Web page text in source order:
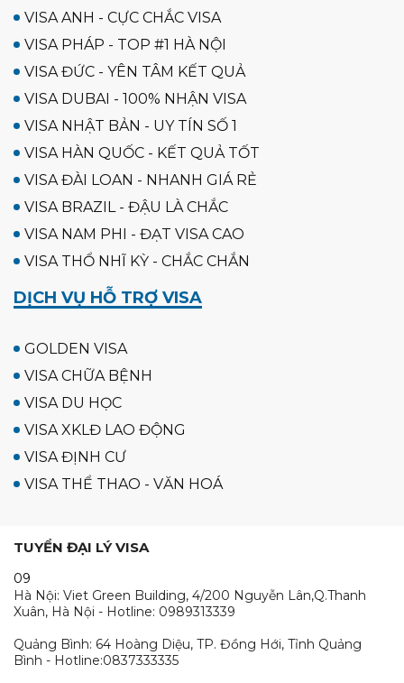
VISA ANH - CỰC CHẮC VISA
VISA PHÁP - TOP #1 HÀ NỘI
VISA ĐỨC - YÊN TÂM KẾT QUẢ
VISA DUBAI - 100% NHẬN VISA
VISA NHẬT BẢN - UY TÍN SỐ 1
VISA HÀN QUỐC - KẾT QUẢ TỐT
VISA ĐÀI LOAN - NHANH GIÁ RẺ
VISA BRAZIL - ĐẬU LÀ CHẮC
VISA NAM PHI - ĐẠT VISA CAO
VISA THỔ NHĨ KỲ - CHẮC CHẮN
DỊCH VỤ HỖ TRỢ VISA
GOLDEN VISA
VISA CHỮA BỆNH
VISA DU HỌC
VISA XKLĐ LAO ĐỘNG
VISA ĐỊNH CƯ
VISA THỂ THAO - VĂN HOÁ
TUYỂN ĐẠI LÝ VISA
09
Hà Nội: Viet Green Building, 4/200 Nguyễn Lân,Q.Thanh
Xuân, Hà Nội - Hotline: 0989313339
Quảng Bình: 64 Hoàng Diệu, TP. Đồng Hới, Tỉnh Quảng
Bình - Hotline:0837333335